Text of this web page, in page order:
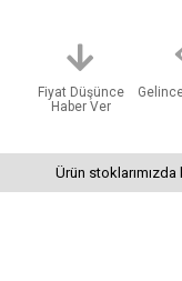
Fiyat Düşünce
Haber Ver
Ürün stoklarımızda